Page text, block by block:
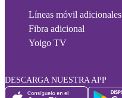
Líneas móvil adicionales
Fibra adicional
Yoigo TV
DESCARGA NUESTRA APP